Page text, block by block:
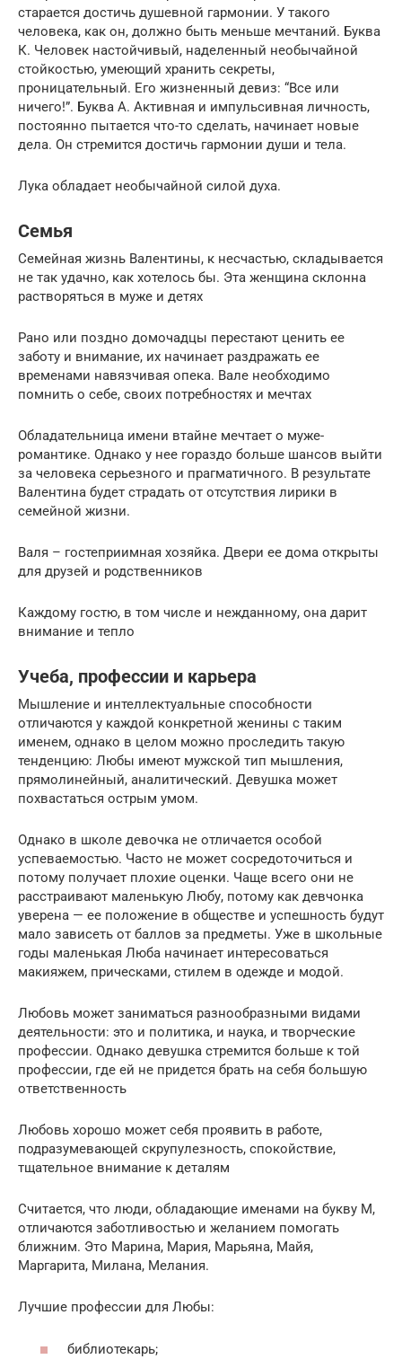
старается достичь душевной гармонии. У такого
человека, как он, должно быть меньше мечтаний. Буква
К. Человек настойчивый, наделенный необычайной
стойкостью, умеющий хранить секреты,
проницательный. Его жизненный девиз: “Все или
ничего!”. Буква А. Активная и импульсивная личность,
постоянно пытается что-то сделать, начинает новые
дела. Он стремится достичь гармонии души и тела.
Лука обладает необычайной силой духа.
Семья
Семейная жизнь Валентины, к несчастью, складывается
не так удачно, как хотелось бы. Эта женщина склонна
растворяться в муже и детях
Рано или поздно домочадцы перестают ценить ее
заботу и внимание, их начинает раздражать ее
временами навязчивая опека. Вале необходимо
помнить о себе, своих потребностях и мечтах
Обладательница имени втайне мечтает о муже-
романтике. Однако у нее гораздо больше шансов выйти
за человека серьезного и прагматичного. В результате
Валентина будет страдать от отсутствия лирики в
семейной жизни.
Валя – гостеприимная хозяйка. Двери ее дома открыты
для друзей и родственников
Каждому гостю, в том числе и нежданному, она дарит
внимание и тепло
Учеба, профессии и карьера
Мышление и интеллектуальные способности
отличаются у каждой конкретной женины с таким
именем, однако в целом можно проследить такую
тенденцию: Любы имеют мужской тип мышления,
прямолинейный, аналитический. Девушка может
похвастаться острым умом.
Однако в школе девочка не отличается особой
успеваемостью. Часто не может сосредоточиться и
потому получает плохие оценки. Чаще всего они не
расстраивают маленькую Любу, потому как девчонка
уверена — ее положение в обществе и успешность будут
мало зависеть от баллов за предметы. Уже в школьные
годы маленькая Люба начинает интересоваться
макияжем, прическами, стилем в одежде и модой.
Любовь может заниматься разнообразными видами
деятельности: это и политика, и наука, и творческие
профессии. Однако девушка стремится больше к той
профессии, где ей не придется брать на себя большую
ответственность
Любовь хорошо может себя проявить в работе,
подразумевающей скрупулезность, спокойствие,
тщательное внимание к деталям
Считается, что люди, обладающие именами на букву М,
отличаются заботливостью и желанием помогать
ближним. Это Марина, Мария, Марьяна, Майя,
Маргарита, Милана, Мелания.
Лучшие профессии для Любы:
библиотекарь;